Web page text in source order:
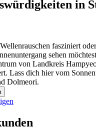
in
fasziniert
sehen
von Landkreis
Lass dich hier vom
Dolmeori.